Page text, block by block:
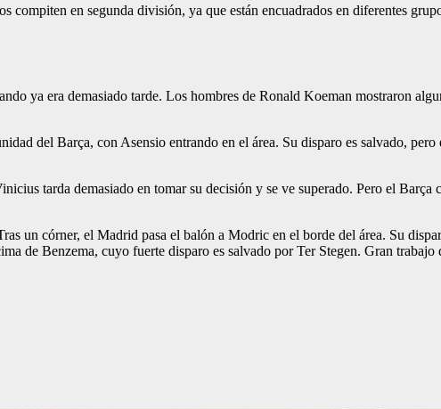
compiten en segunda división, ya que están encuadrados en diferentes
ya era demasiado tarde. Los hombres de Ronald Koeman mostraron
del Barça, con Asensio entrando en el área. Su disparo es salvado,
tarda demasiado en tomar su decisión y se ve superado. Pero el
un córner, el Madrid pasa el balón a Modric en el borde del área. Su
de Benzema, cuyo fuerte disparo es salvado por Ter Stegen. Gran trabajo